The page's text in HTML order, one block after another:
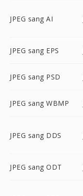
JPEG sang AI
JPEG sang EPS
JPEG sang PSD
JPEG sang WBMP
JPEG sang DDS
JPEG sang ODT